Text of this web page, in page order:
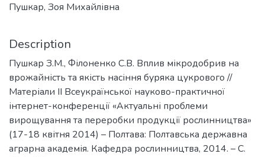
Пушкар, Зоя Михайлівна
Description
Пушкар З.М., Філоненко С.В. Вплив мікродобрив на
врожайність та якість насіння буряка цукрового //
Матеріали ІІ Всеукраїнської науково-практичної
інтернет-конференції «Актуальні проблеми
вирощування та переробки продукції рослинництва»
(17-18 квітня 2014) – Полтава: Полтавська державна
аграрна академія. Кафедра рослинництва, 2014. – С.